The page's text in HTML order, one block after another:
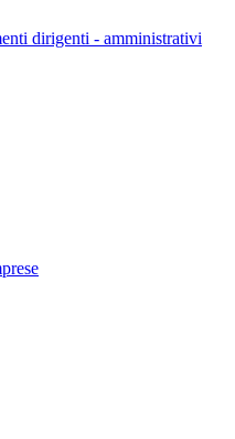
dirigenti - amministrativi